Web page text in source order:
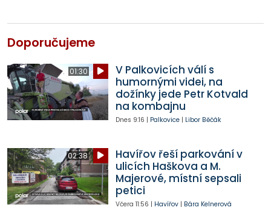
Doporučujeme
01:30
V Palkovicích válí s
humornými videi, na
dožínky jede Petr Kotvald
na kombajnu
Dnes 9:16 | Palkovice| Libor Běčák
02:38
Havířov řeší parkování v
ulicích Haškova a M.
Majerové, místní sepsali
petici
Včera 11:56 | Havířov| Bára Kelnerová